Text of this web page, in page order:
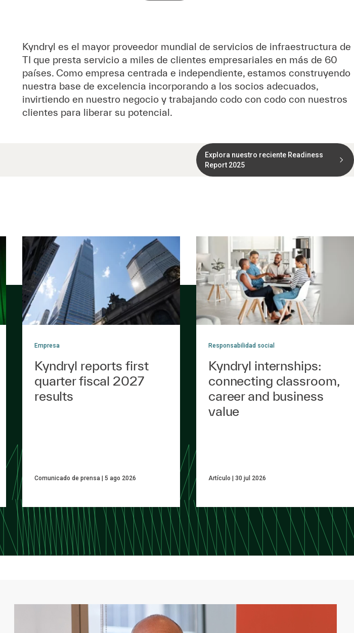
Kyndryl es el mayor proveedor mundial de servicios de infraestructura de
TI que presta servicio a miles de clientes empresariales en más de 60
países. Como empresa centrada e independiente, estamos construyendo
nuestra base de excelencia incorporando a los socios adecuados,
invirtiendo en nuestro negocio y trabajando codo con codo con nuestros
clientes para liberar su potencial.
Explora nuestro reciente Readiness
Report 2025
Empresa
Kyndryl reports first
quarter fiscal 2027
results
Comunicado de prensa 5 ago 2026
Responsabilidad social
Kyndryl internships:
connecting classroom,
career and business
value
Artículo 30 jul 2026